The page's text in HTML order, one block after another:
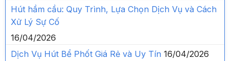
Hút hầm cầu: Quy Trình, Lựa Chọn Dịch Vụ và Cách
Xử Lý Sự Cố
16/04/2026
Dịch Vụ Hút Bể Phốt Giá Rẻ và Uy Tín 16/04/2026